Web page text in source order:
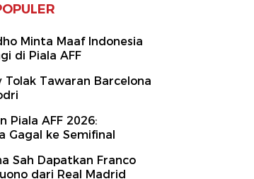
Minta Maaf Indonesia
di Piala AFF
Tolak Tawaran Barcelona
Piala AFF 2026:
Gagal ke Semifinal
Sah Dapatkan Franco
dari Real Madrid